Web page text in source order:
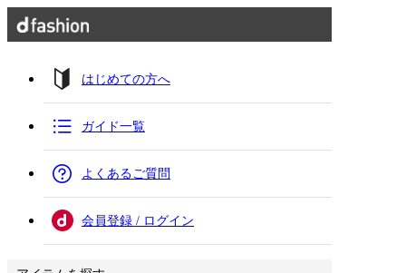
はじめての方へ
ガイド一覧
よくあるご質問
会員登録 / ログイン